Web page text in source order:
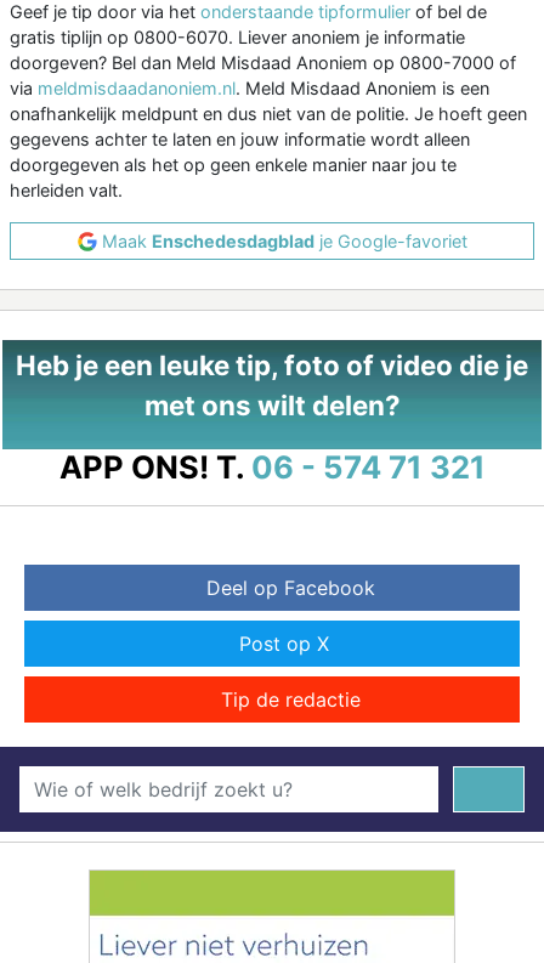
Geef je tip door via het onderstaande tipformulier of bel de
gratis tiplijn op 0800-6070. Liever anoniem je informatie
doorgeven? Bel dan Meld Misdaad Anoniem op 0800-7000 of
via meldmisdaadanoniem.nl. Meld Misdaad Anoniem is een
onafhankelijk meldpunt en dus niet van de politie. Je hoeft geen
gegevens achter te laten en jouw informatie wordt alleen
doorgegeven als het op geen enkele manier naar jou te
herleiden valt.
Maak Enschedesdagbladje Google-favoriet
Heb je een leuke tip, foto of video die je
met ons wilt delen?
APP ONS! T. 06 - 574 71 321
Deel op Facebook
Post op X
Tip de redactie